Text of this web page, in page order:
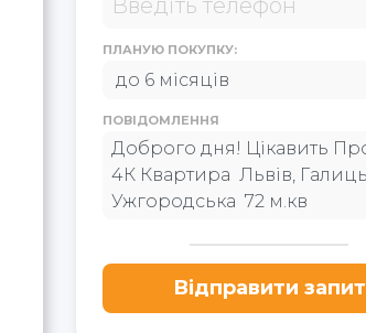
ПЛАНУЮ ПОКУПКУ:
ПОВІДОМЛЕННЯ
Відправити запит